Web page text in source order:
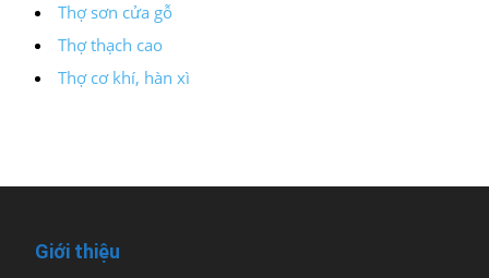
Thợ sơn cửa gỗ
Thợ thạch cao
Thợ cơ khí, hàn xì
Giới thiệu